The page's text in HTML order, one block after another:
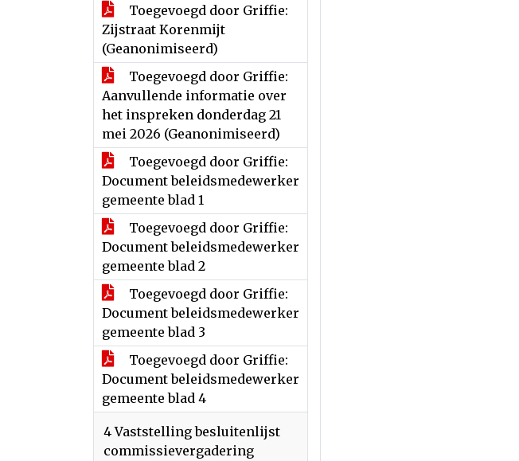
Toegevoegd door Griffie:
Zijstraat Korenmijt
(Geanonimiseerd)
Toegevoegd door Griffie:
Aanvullende informatie over
het inspreken donderdag 21
mei 2026 (Geanonimiseerd)
Toegevoegd door Griffie:
Document beleidsmedewerker
gemeente blad 1
Toegevoegd door Griffie:
Document beleidsmedewerker
gemeente blad 2
Toegevoegd door Griffie:
Document beleidsmedewerker
gemeente blad 3
Toegevoegd door Griffie:
Document beleidsmedewerker
gemeente blad 4
4 Vaststelling besluitenlijst
commissievergadering